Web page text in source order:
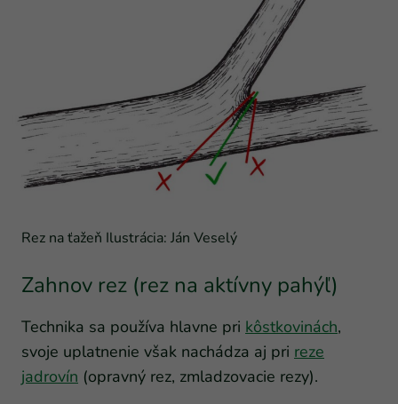
Rez na ťažeň Ilustrácia: Ján Veselý
Zahnov rez (rez na aktívny pahýľ)
Technika sa používa hlavne pri kôstkovinách,
svoje uplatnenie však nachádza aj pri reze
jadrovín (opravný rez, zmladzovacie rezy).